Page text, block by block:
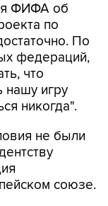
ФИФА об
по
По
федераций,
что
нашу игру
никогда".
не были
союзе.